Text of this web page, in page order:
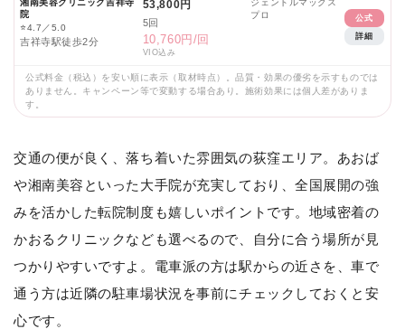
湘南美容クリニック吉祥寺
院
⭐4.7／5.0
吉祥寺駅徒歩2分
53,800円
5回
10,760円/回
VIO込み
ジェントルマックス
プロ
公式
詳細
公式料金（税込）を安い順に表示（取材時点）。品質・効果の優劣を示すものでは
ありません。キャンペーン等で変動する場合あり。施術効果には個人差がありま
す。
交通の便が良く、落ち着いた雰囲気の荻窪エリア。あおば
や湘南美容といった大手院が充実しており、全国展開の強
みを活かした転院制度も嬉しいポイントです。地域密着の
かおるクリニックなども選べるので、自分に合う場所が見
つかりやすいですよ。電車派の方は駅からの近さを、車で
通う方は近隣の駐車場状況を事前にチェックしておくと安
心です。